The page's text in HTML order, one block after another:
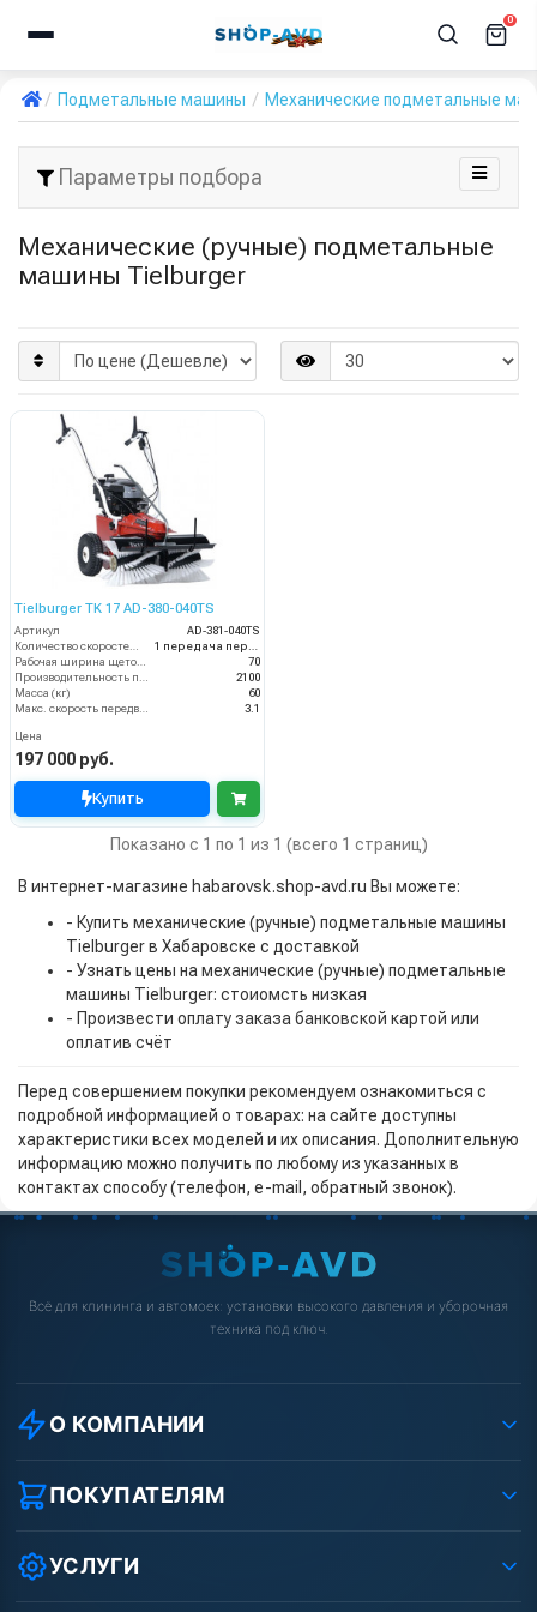
0
Подметальные машины Механические подметальные
Параметры подбора
Механические (ручные) подметальные
машины Tielburger
Tielburger TK 17 AD-380-040TS
Артикул
AD-381-040TS
70
2100
Масса (кг)
60
3.1
Цена
197 000 руб.
Купить
Показано с 1 по 1 из 1 (всего 1 страниц)
В интернет-магазине habarovsk.shop-avd.ru Вы можете:
- Купить механические (ручные) подметальные машины
Tielburger в Хабаровске с доставкой
- Узнать цены на механические (ручные) подметальные
машины Tielburger: стоиомсть низкая
- Произвести оплату заказа банковской картой или
оплатив счёт
Перед совершением покупки рекомендуем ознакомиться с
подробной информацией о товарах: на сайте доступны
характеристики всех моделей и их описания. Дополнительную
информацию можно получить по любому из указанных в
контактах способу (телефон, e-mail, обратный звонок).
Всё для клининга и автомоек: установки высокого давления и уборочная
техника под ключ.
О КОМПАНИИ
О компании
Реквизиты ООО «Шоп АВД»
Защита данных клиента
Условия соглашения
Вакансии
ПОКУПАТЕЛЯМ
Как заказать?
Оплата
Доставка
УСЛУГИ
Ремонт АВД